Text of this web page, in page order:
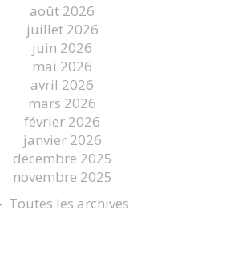
août 2026
juillet 2026
juin 2026
mai 2026
avril 2026
mars 2026
février 2026
janvier 2026
décembre 2025
novembre 2025
Toutes les archives